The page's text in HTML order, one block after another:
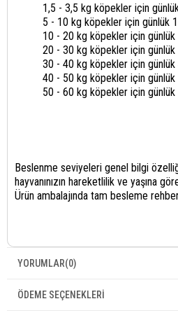
1,5 - 3,5 kg köpekler için
5 - 10 kg köpekler için günlük
10 - 20 kg köpekler için
20 - 30 kg köpekler için
30 - 40 kg köpekler için
40 - 50 kg köpekler için
50 - 60 kg köpekler için
Beslenme seviyeleri genel bilgi
hayvanınızın hareketlilik ve yaşına
Ürün ambalajında tam besleme
YORUMLAR(0)
ÖDEME SEÇENEKLERI